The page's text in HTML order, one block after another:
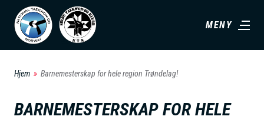
MENY
Hjem Barnemesterskap for hele region Trøndelag!
BARNEMESTERSKAP FOR HELE